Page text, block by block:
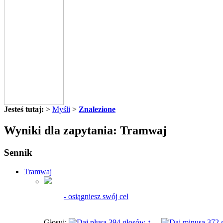
Jesteś tutaj: > Myśli > Znalezione
Wyniki dla zapytania: Tramwaj
Sennik
Tramwaj
- osiągniesz swój cel